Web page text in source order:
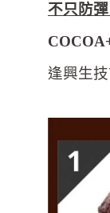
不只防
逢興生